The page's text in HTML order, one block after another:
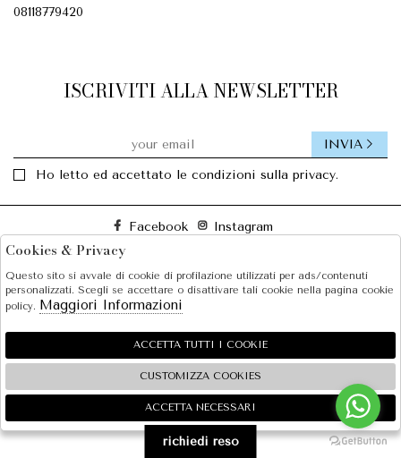
08118779420
ISCRIVITI ALLA NEWSLETTER
Ho letto ed accettato le condizioni sulla privacy.
INVIA
Facebook Instagram
SOLE S.R.L.
SHOPPING
EXTRA
2026 SOLE S.R.L. - P.iva : 07456781215 Powered byAteliersocietàgruppo Zucchetti
🍪
richiedi reso
Cookies & Privacy
Questo sito si avvale di cookie di profilazione utilizzati per ads/contenuti
personalizzati. Scegli se accettare o disattivare tali cookie nella pagina cookie
policy. Maggiori Informazioni
ACCETTA TUTTI I COOKIE
CUSTOMIZZA COOKIES
ACCETTA NECESSARI